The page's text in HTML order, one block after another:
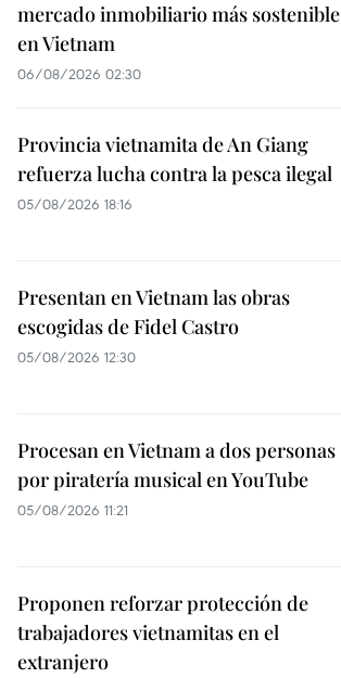
mercado inmobiliario más sostenible
en Vietnam
06/08/2026 02:30
Provincia vietnamita de An Giang
refuerza lucha contra la pesca ilegal
05/08/2026 18:16
Presentan en Vietnam las obras
escogidas de Fidel Castro
05/08/2026 12:30
Procesan en Vietnam a dos personas
por piratería musical en YouTube
05/08/2026 11:21
Proponen reforzar protección de
trabajadores vietnamitas en el
extranjero